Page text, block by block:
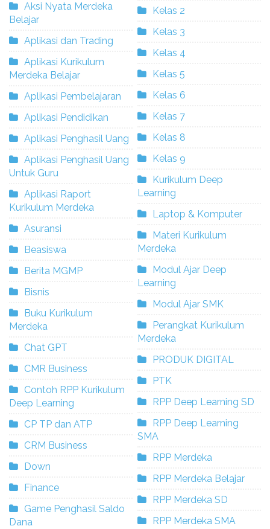
Aksi Nyata Merdeka
Belajar
Aplikasi dan Trading
Aplikasi Kurikulum
Merdeka Belajar
Aplikasi Pembelajaran
Aplikasi Pendidikan
Aplikasi Penghasil Uang
Aplikasi Penghasil Uang
Untuk Guru
Aplikasi Raport
Kurikulum Merdeka
Asuransi
Beasiswa
Berita MGMP
Bisnis
Buku Kurikulum
Merdeka
Chat GPT
CMR Business
Contoh RPP Kurikulum
Deep Learning
CP TP dan ATP
CRM Business
Down
Finance
Game Penghasil Saldo
Dana
Kelas 2
Kelas 3
Kelas 4
Kelas 5
Kelas 6
Kelas 7
Kelas 8
Kelas 9
Kurikulum Deep
Learning
Laptop & Komputer
Materi Kurikulum
Merdeka
Modul Ajar Deep
Learning
Modul Ajar SMK
Perangkat Kurikulum
Merdeka
PRODUK DIGITAL
PTK
RPP Deep Learning SD
RPP Deep Learning
SMA
RPP Merdeka
RPP Merdeka Belajar
RPP Merdeka SD
RPP Merdeka SMA